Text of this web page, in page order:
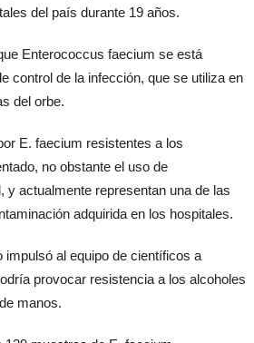
del país durante 19 años.
Enterococcus faecium se está
control de la infección, que se utiliza en
del orbe.
E. faecium resistentes a los
no obstante el uso de
y actualmente representan una de las
adquirida en los hospitales.
impulsó al equipo de científicos a
provocar resistencia a los alcoholes
manos.